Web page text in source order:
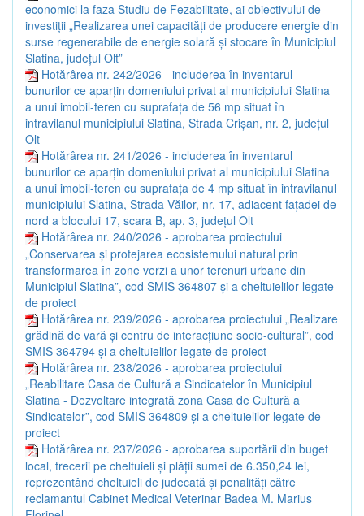
economici la faza Studiu de Fezabilitate, ai obiectivului de
investiții „Realizarea unei capacități de producere energie din
surse regenerabile de energie solară și stocare în Municipiul
Slatina, județul Olt”
Hotărârea nr. 242/2026 - includerea în inventarul
bunurilor ce aparțin domeniului privat al municipiului Slatina
a unui imobil-teren cu suprafața de 56 mp situat în
intravilanul municipiului Slatina, Strada Crișan, nr. 2, județul
Olt
Hotărârea nr. 241/2026 - includerea în inventarul
bunurilor ce aparțin domeniului privat al municipiului Slatina
a unui imobil-teren cu suprafața de 4 mp situat în intravilanul
municipiului Slatina, Strada Văilor, nr. 17, adiacent fațadei de
nord a blocului 17, scara B, ap. 3, județul Olt
Hotărârea nr. 240/2026 - aprobarea proiectului
„Conservarea și protejarea ecosistemului natural prin
transformarea în zone verzi a unor terenuri urbane din
Municipiul Slatina”, cod SMIS 364807 și a cheltuielilor legate
de proiect
Hotărârea nr. 239/2026 - aprobarea proiectului „Realizare
grădină de vară și centru de interacțiune socio-cultural”, cod
SMIS 364794 și a cheltuielilor legate de proiect
Hotărârea nr. 238/2026 - aprobarea proiectului
„Reabilitare Casa de Cultură a Sindicatelor în Municipiul
Slatina - Dezvoltare integrată zona Casa de Cultură a
Sindicatelor”, cod SMIS 364809 și a cheltuielilor legate de
proiect
Hotărârea nr. 237/2026 - aprobarea suportării din buget
local, trecerii pe cheltuieli și plății sumei de 6.350,24 lei,
reprezentând cheltuieli de judecată și penalități către
reclamantul Cabinet Medical Veterinar Badea M. Marius